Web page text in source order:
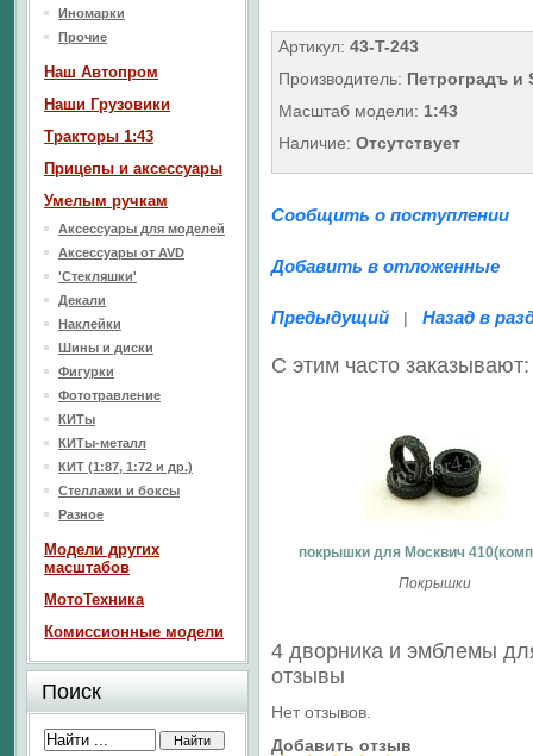
Артикул: 43-T-243
Производитель: Петроградъ и
Масштаб модели: 1:43
Наличие: Отсутствует
Сообщить о поступлении
Добавить в отложенные
Предыдущий | Назад в
С этим часто заказывают:
покрышки для Москвич
Покрышки
4 дворника и эмблемы
отзывы
Нет отзывов.
Добавить отзыв
Иномарки
Прочие
Наш Aвтопром
Наши Грузовики
Тракторы 1:43
Прицепы и аксессуары
Умелым ручкам
Аксессуары для моделей
Аксессуары от AVD
'Стекляшки'
Декали
Наклейки
Шины и диски
Фигурки
Фототравление
КИТы
КИТы-металл
КИТ (1:87, 1:72 и др.)
Стеллажи и боксы
Разное
Модели других
масштабов
МотоТехника
Комиссионные модели
Поиск